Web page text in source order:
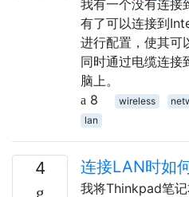
我有一个没有连
有了可以连接到
进行配置，使其可
同时通过电缆连
脑上。
8
wireless
lan
4 连接LAN时如
我将Thinkpad笔记